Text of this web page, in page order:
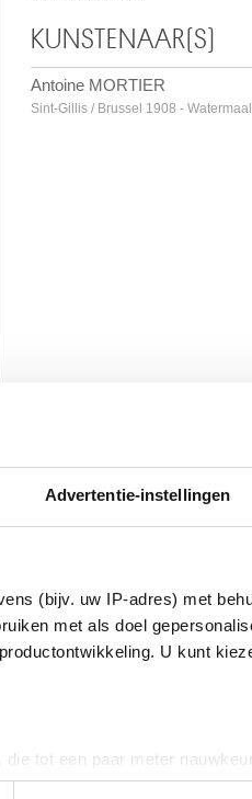
Advertentie-instellingen
(bijv. uw IP-adres) met
met als doel
U kunt
tot een paar meter
specifieke eigenschappen
KUNSTENAAR(S)
Antoine MORTIER
Sint-Gillis / Brussel 1908 -